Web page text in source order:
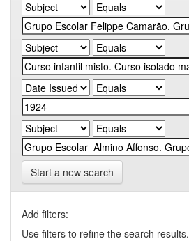
Start a new search
Add filters:
Use filters to refine the search results.